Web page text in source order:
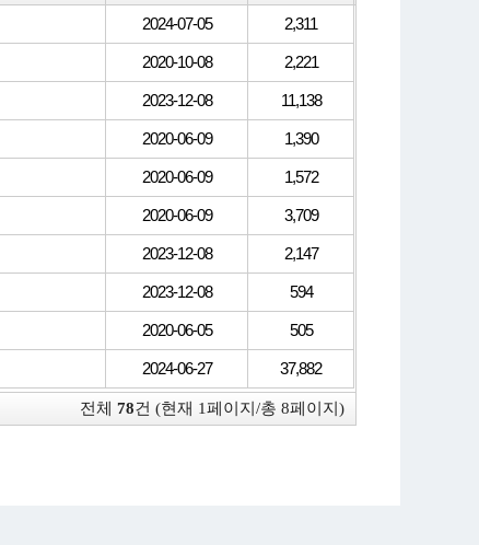
2024-07-05 2,311
2020-10-08 2,221
2023-12-08 11,138
2020-06-09 1,390
2020-06-09 1,572
2020-06-09 3,709
2023-12-08 2,147
2023-12-08 594
2020-06-05 505
2024-06-27 37,882
전체 78건 (현재 1페이지/총 8페이지)